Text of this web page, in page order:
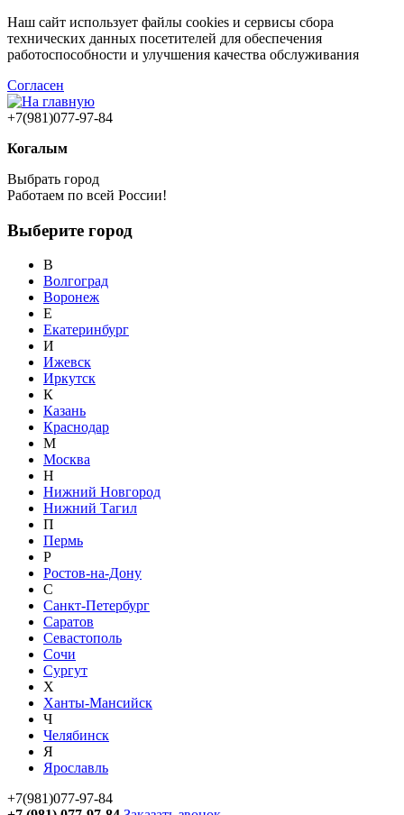
Наш сайт использует файлы cookies и сервисы сбора
технических данных посетителей для обеспечения
работоспособности и улучшения качества обслуживания
Согласен
+7(981)077-97-84
Когалым
Выбрать город
Работаем по всей России!
Выберите город
В
Волгоград
Воронеж
Е
Екатеринбург
И
Ижевск
Иркутск
К
Казань
Краснодар
М
Москва
Н
Нижний Новгород
Нижний Тагил
П
Пермь
Р
Ростов-на-Дону
С
Санкт-Петербург
Саратов
Севастополь
Сочи
Сургут
Х
Ханты-Мансийск
Ч
Челябинск
Я
Ярославль
+7(981)077-97-84